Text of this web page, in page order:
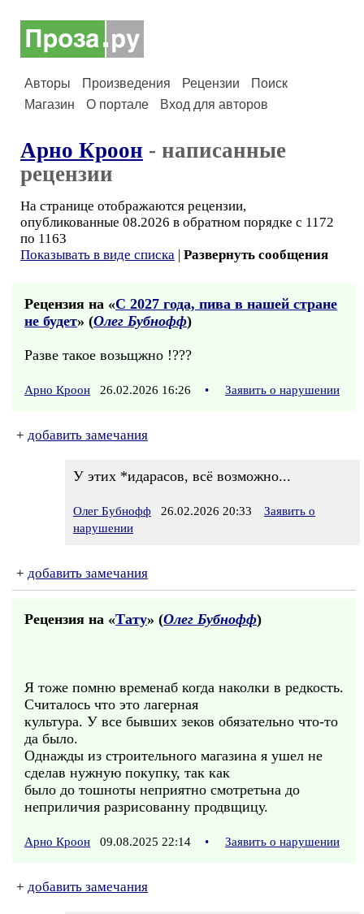
Авторы Произведения Рецензии
Поиск
Магазин
О портале Вход для авторов
Арно Кроон - написанные
рецензии
На странице отображаются рецензии,
опубликованные 08.2026 в обратном порядке с 1172
по 1163
Показывать в виде списка | Развернуть сообщения
Рецензия на «С 2027 года, пива в нашей стране
не будет» (Олег Бубнофф)
Разве такое возьщжно !???
Арно Кроон 26.02.2026 16:26 • Заявить о нарушении
+ добавить замечания
У этих *идарасов, всё возможно...
Олег Бубнофф 26.02.2026 20:33
Заявить о
нарушении
+ добавить замечания
Рецензия на «Тату» (Олег Бубнофф)
Я тоже помню временаб когда наколки в редкость.
Считалось что это лагерная
культура. У все бывших зеков обязательно что-то
да было.
Однажды из строительного магазина я ушел не
сделав нужную покупку, так как
было до тошноты неприятно смотретьна до
неприличия разрисованну продвщицу.
Арно Кроон 09.08.2025 22:14 • Заявить о нарушении
+ добавить замечания